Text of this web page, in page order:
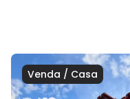
Venda / Casa